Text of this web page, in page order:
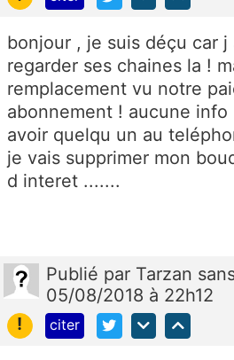
bonjour , je suis déçu car j
regarder ses chaines la !
remplacement vu notre
abonnement ! aucune info
avoir quelqu un au
je vais supprimer mon
d interet .......
Publié par Tarzan
05/08/2018 à 22h12
!
citer